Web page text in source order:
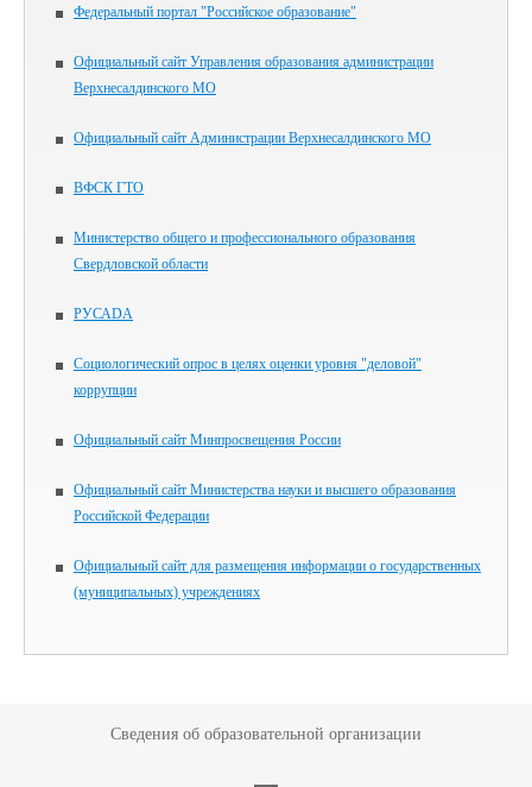
Федеральный портал "Российское образование"
Официальный сайт Управления образования администрации
Верхнесалдинского МО
Официальный сайт Администрации Верхнесалдинского МО
ВФСК ГТО
Министерство общего и профессионального образования
Свердловской области
РУСАDА
Социологический опрос в целях оценки уровня "деловой"
коррупции
Официальный сайт Минпросвещения России
Официальный сайт Министерства науки и высшего образования
Российской Федерации
Официальный сайт для размещения информации о государственных
(муниципальных) учреждениях
Сведения об образовательной организации